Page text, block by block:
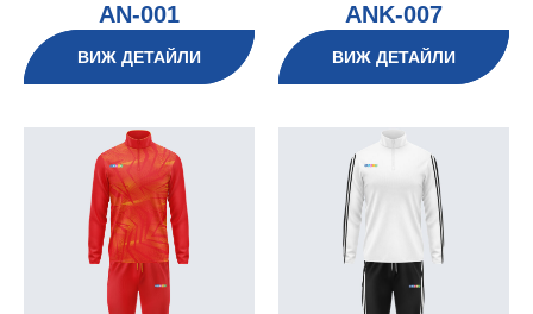
AN-001
ВИЖ ДЕТАЙЛИ
ANK-007
ВИЖ ДЕТАЙЛИ